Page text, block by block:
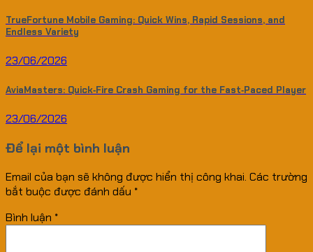
TrueFortune Mobile Gaming: Quick Wins, Rapid Sessions, and
Endless Variety
23/06/2026
AviaMasters: Quick‑Fire Crash Gaming for the Fast‑Paced Player
23/06/2026
Để lại một bình luận
Email của bạn sẽ không được hiển thị công khai. Các trường
bắt buộc được đánh dấu *
Bình luận *